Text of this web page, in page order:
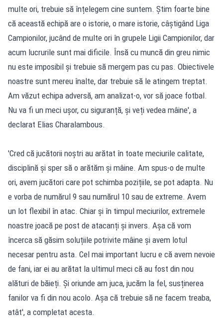
multe ori, trebuie să înțelegem cine suntem. Știm foarte bine
că această echipă are o istorie, o mare istorie, câștigând Liga
Campionilor, jucând de multe ori în grupele Ligii Campionilor, dar
acum lucrurile sunt mai dificile. Însă cu muncă din greu nimic
nu este imposibil și trebuie să mergem pas cu pas. Obiectivele
noastre sunt mereu înalte, dar trebuie să le atingem treptat.
Am văzut echipa adversă, am analizat-o, vor să joace fotbal.
Nu va fi un meci ușor, cu siguranță, și veți vedea mâine', a
declarat Elias Charalambous.
'Cred că jucătorii noștri au arătat în toate meciurile calitate,
disciplină și sper să o arătăm și mâine. Am spus-o de multe
ori, avem jucători care pot schimba pozițiile, se pot adapta. Nu
e vorba de numărul 9 sau numărul 10 sau de extreme. Avem
un lot flexibil în atac. Chiar și în timpul meciurilor, extremele
noastre joacă pe post de atacanți și invers. Așa că vom
încerca să găsim soluțiile potrivite mâine și avem lotul
necesar pentru asta. Cel mai important lucru e că avem nevoie
de fani, iar ei au arătat la ultimul meci că au fost din nou
alături de băieți. Și oriunde am juca, jucăm la fel, susținerea
fanilor va fi din nou acolo. Așa că trebuie să ne facem treaba,
atât', a completat acesta.